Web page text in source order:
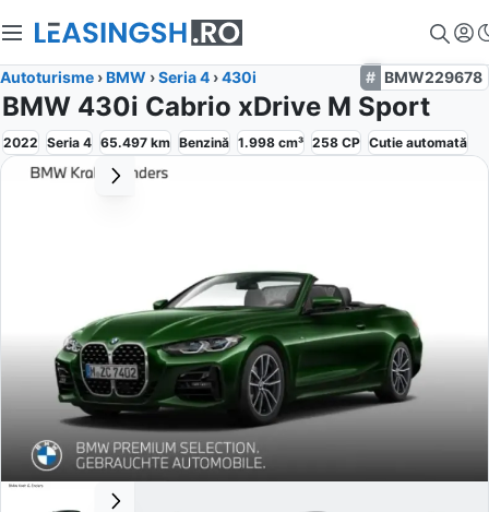
Autoturisme ›BMW ›Seria 4 ›430i BMW229678
BMW 430i Cabrio xDrive M Sport
2022 Seria 4 65.497 km Benzină 1.998 cm³ 258 CP Cutie automată